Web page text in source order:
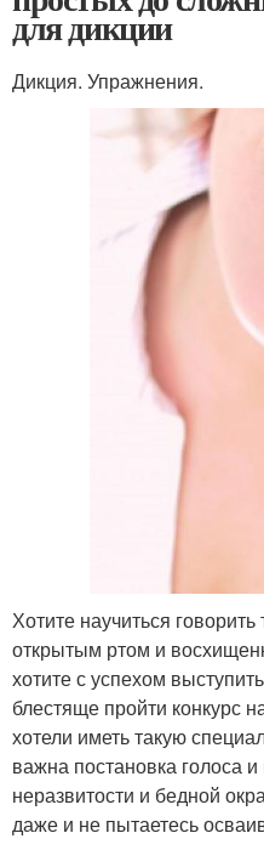
для дикции
Дикция. Упражнения.
Хотите научиться
открытым ртом и
хотите с успехом
блестяще пройти конкурс
хотели иметь такую
важна постановка голоса
неразвитости и бедной
даже и не пытаетесь